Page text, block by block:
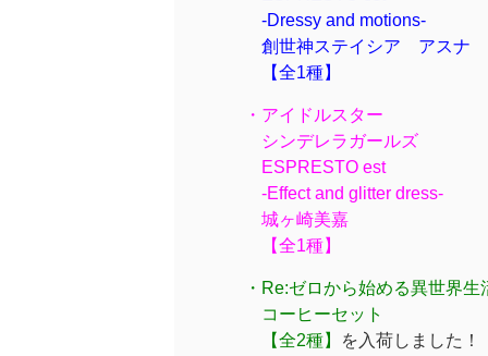
-Dressy and motions-
創世神ステイシア アスナ
【全1種】
・アイドルスター
シンデレラガールズ
ESPRESTO est
-Effect and glitter dress-
城ヶ崎美嘉
【全1種】
・Re:ゼロから始める異世界生
コーヒーセット
【全2種】
を入荷しました！